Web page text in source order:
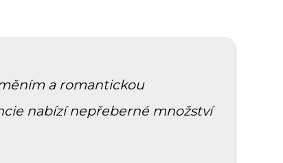
a romantickou
nabízí nepřeberné množství